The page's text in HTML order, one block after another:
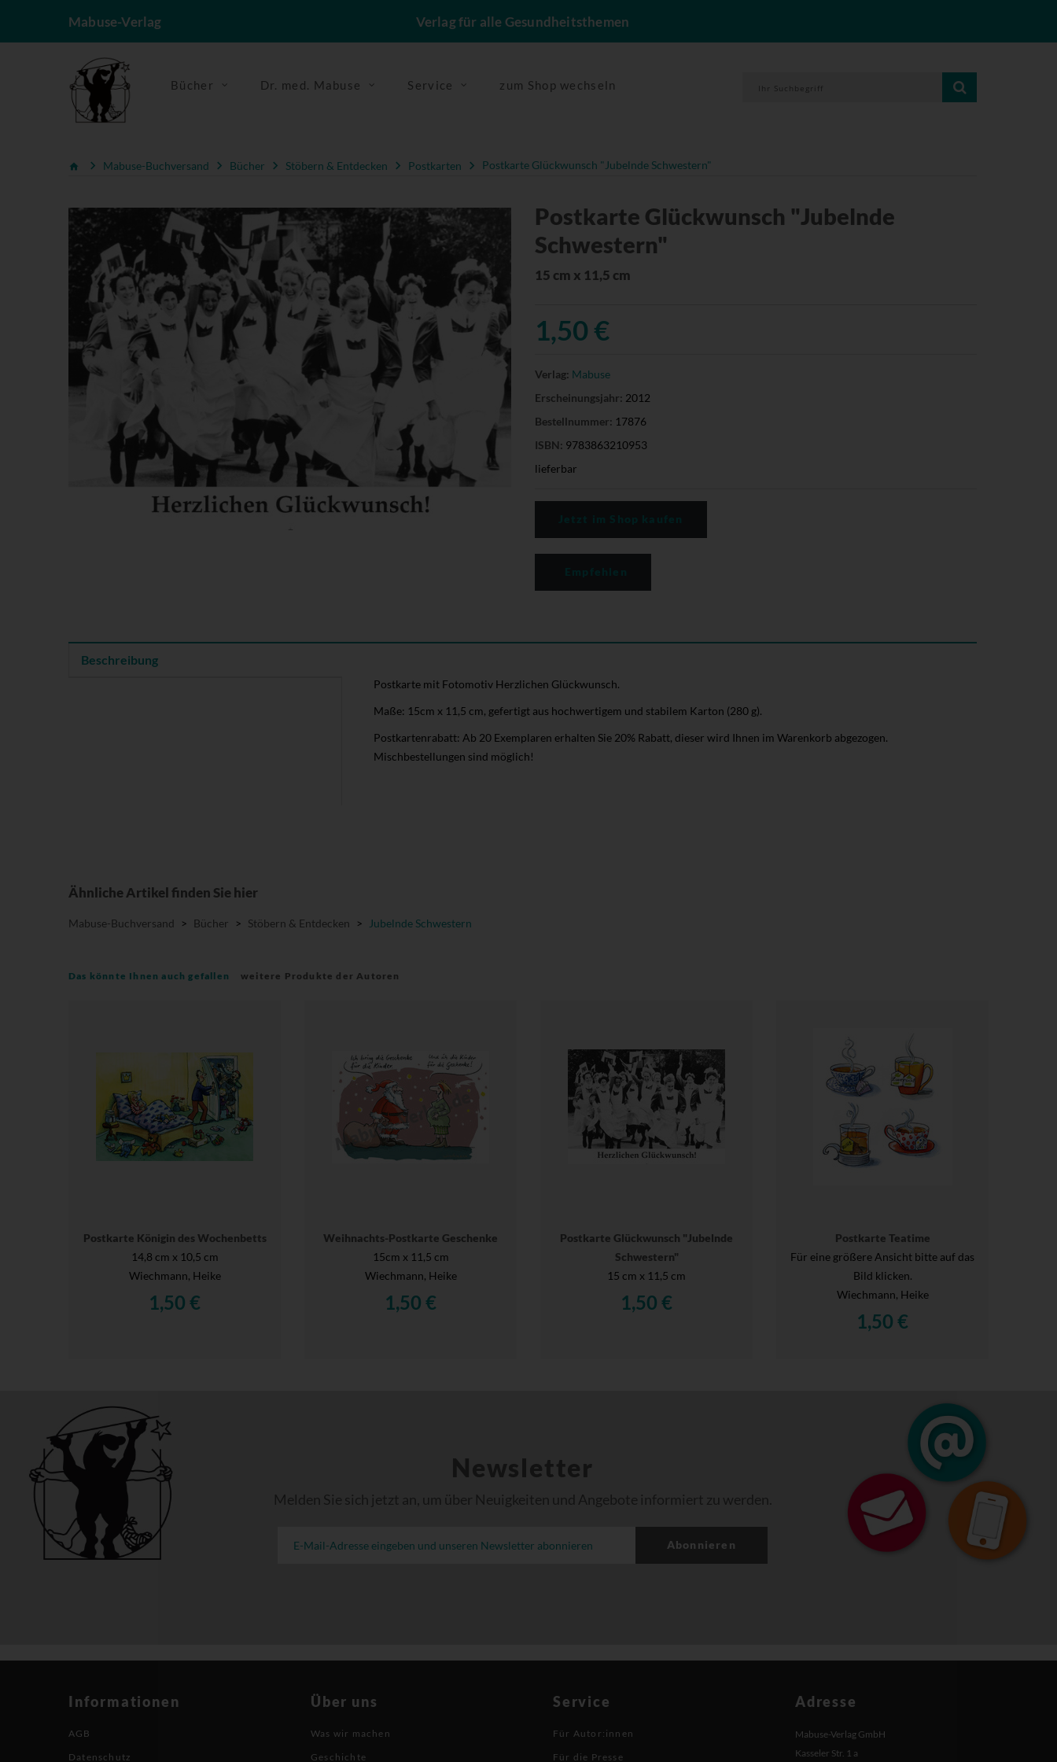
Mabuse-Verlag Verlag für alle Gesundheitsthemen
Bücher Dr. med. Mabuse Service zum Shop wechseln
Mabuse-Buchversand Bücher Stöbern & Entdecken Postkarten Postkarte Glückwunsch "Jubelnde Schwestern"
Postkarte Glückwunsch "Jubelnde
Schwestern"
15 cm x 11,5 cm
1,50 €
Verlag: Mabuse
Erscheinungsjahr: 2012
Bestellnummer: 17876
ISBN: 9783863210953
lieferbar
Beschreibung
Postkarte mit Fotomotiv Herzlichen Glückwunsch.
Maße: 15cm x 11,5 cm, gefertigt aus hochwertigem und stabilem Karton (280 g).
Postkartenrabatt: Ab 20 Exemplaren erhalten Sie 20% Rabatt, dieser wird Ihnen im Warenkorb abgezogen.
Mischbestellungen sind möglich!
Ähnliche Artikel finden Sie hier
Mabuse-Buchversand > Bücher > Stöbern & Entdecken > Jubelnde Schwestern
Das könnte Ihnen auch gefallen weitere Produkte der Autoren
Postkarte Königin des Wochenbetts
14,8 cm x 10,5 cm
Wiechmann, Heike
1,50 €
Weihnachts-Postkarte Geschenke
15cm x 11,5 cm
Wiechmann, Heike
1,50 €
Postkarte Glückwunsch "Jubelnde
Schwestern"
15 cm x 11,5 cm
1,50 €
Postkarte Teatime
Für eine größere Ansicht bitte auf das
Bild klicken.
Wiechmann, Heike
1,50 €
Newsletter
Melden Sie sich jetzt an, um über Neuigkeiten und Angebote informiert zu werden.
Abonnieren
Informationen
AGB
Datenschutz
Über uns
Was wir machen
Geschichte
Service
Für Autor:innen
Für die Presse
Adresse
Mabuse-Verlag GmbH
Kasseler Str. 1 a